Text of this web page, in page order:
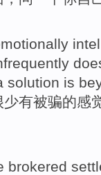
solution is
少有被骗的感
brokered